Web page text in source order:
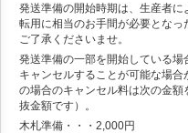
発送準備の開始時期は、生産者
転用に相当のお手間が必要となっ
ご了承くださいませ。
発送準備の一部を開始している
キャンセルすることが可能な場
の場合のキャンセル料は次の金
抜金額です）。
木札準備・・・2,000円